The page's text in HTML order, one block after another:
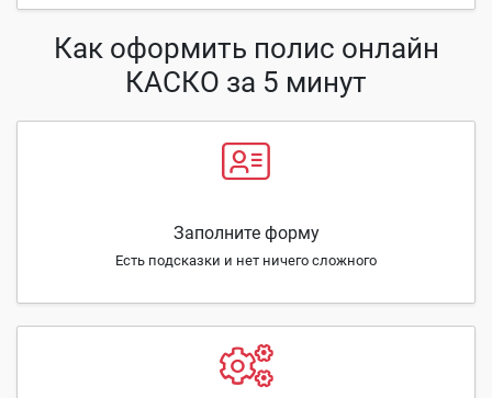
Как оформить полис онлайн
КАСКО за 5 минут
Заполните форму
Есть подсказки и нет ничего сложного